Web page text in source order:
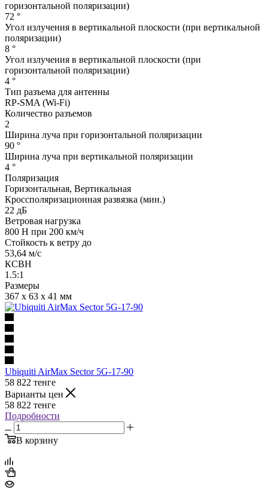
горизонтальной поляризации)
72 °
Угол излучения в вертикальной плоскости (при вертикальной
поляризации)
8 °
Угол излучения в вертикальной плоскости (при
горизонтальной поляризации)
4 °
Тип разъема для антенны
RP-SMA (Wi-Fi)
Количество разъемов
2
Ширина луча при горизонтальной поляризации
90 °
Ширина луча при вертикальной поляризации
4 °
Поляризация
Горизонтальная, Вертикальная
Кроссполяризационная развязка (мин.)
22 дБ
Ветровая нагрузка
800 Н при 200 км/ч
Стойкость к ветру до
53,64 м/с
КСВН
1.5:1
Размеры
367 x 63 x 41 мм
Ubiquiti AirMax Sector 5G-17-90
58 822 тенге
Варианты цен
58 822 тенге
Подробности
В корзину